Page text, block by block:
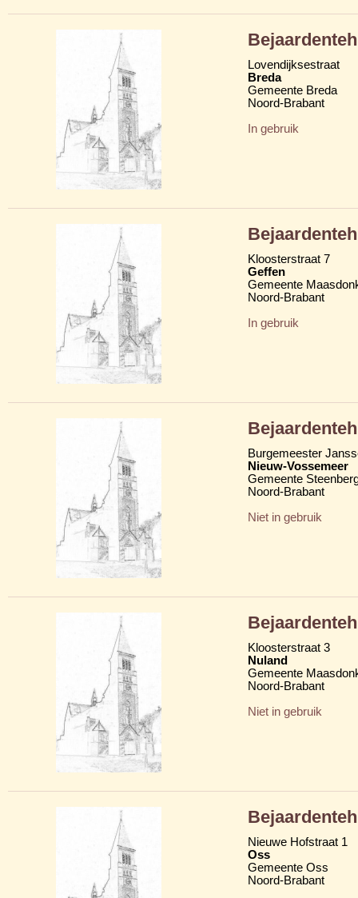
Lovendijksestraat
Breda
Gemeente Breda
Noord-Brabant
In gebruik
Kloosterstraat 7
Geffen
Gemeente
Noord-Brabant
In gebruik
Burgemeester
Nieuw-Vossemeer
Gemeente
Noord-Brabant
Niet in gebruik
Kloosterstraat 3
Nuland
Gemeente
Noord-Brabant
Niet in gebruik
Nieuwe Hofstraat 1
Oss
Gemeente Oss
Noord-Brabant